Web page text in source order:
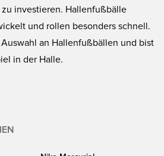
investieren. Hallenfußbälle
und rollen besonders schnell.
an Hallenfußbällen und bist
in der Halle.